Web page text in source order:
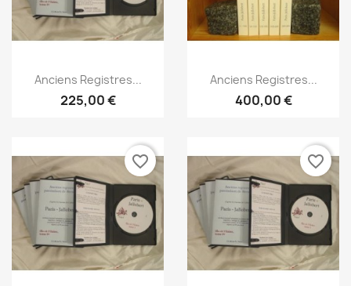
Anteprima
Anciens Registres...
225,00 €
Anteprima
Anciens Registres...
400,00 €
favorite_border favorite_border